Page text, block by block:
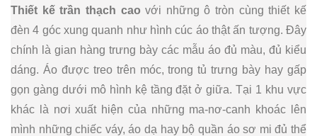
Thiết kế trần thạch caovới những ô tròn cùng thiết kế
đèn 4 góc xung quanh như hình cúc áo thật ấn tượng. Đây
chính là gian hàng trưng bày các mẫu áo đủ màu, đủ kiểu
dáng. Áo được treo trên móc, trong tủ trưng bày hay gấp
gọn gàng dưới mô hình kệ tầng đặt ở giữa. Tại 1 khu vực
khác là nơi xuất hiện của những ma-nơ-canh khoác lên
mình những chiếc váy, áo dạ hay bộ quần áo sơ mi đủ thể